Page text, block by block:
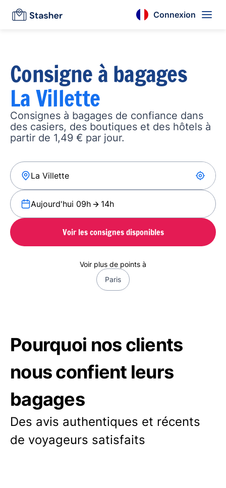
Connexion
Consigne à bagages
La Villette
Consignes à bagages de confiance dans
des casiers, des boutiques et des hôtels à
partir de 1,49 € par jour.
Aujourd'hui 09h 14h
Voir les consignes disponibles
Voir plus de points à
Paris
Pourquoi nos clients
nous confient leurs
bagages
Des avis authentiques et récents
de voyageurs satisfaits